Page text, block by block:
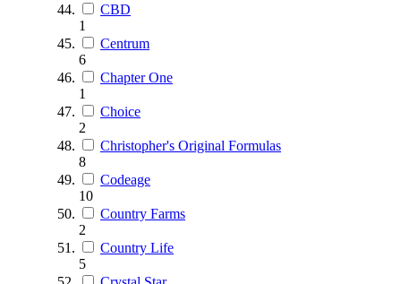
CBD
1
Centrum
6
Chapter One
1
Choice
2
Christopher's Original Formulas
8
Codeage
10
Country Farms
2
Country Life
5